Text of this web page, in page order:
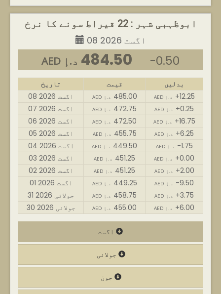
ابوظہبی شہر : 22 قیراط سونے کا نرخ
08 اگست 2026
AED د.إ 484.50 -0.50
تاریخ قیمت
بدلیں
08 اگست 2026
AED د.إ 485.00 AED د.إ +12.25
07 اگست 2026
AED د.إ 472.75 AED د.إ +0.25
06 اگست 2026
AED د.إ 472.50 AED د.إ +16.75
05 اگست 2026
AED د.إ 455.75 AED د.إ +6.25
04 اگست 2026
AED د.إ 449.50 AED د.إ -1.75
03 اگست 2026
AED د.إ 451.25 AED د.إ +0.00
02 اگست 2026
AED د.إ 451.25 AED د.إ +2.00
01 اگست 2026
AED د.إ 449.25 AED د.إ -9.50
31 جولائی 2026
AED د.إ 458.75 AED د.إ +3.75
30 جولائی 2026
AED د.إ 455.00 AED د.إ +6.00